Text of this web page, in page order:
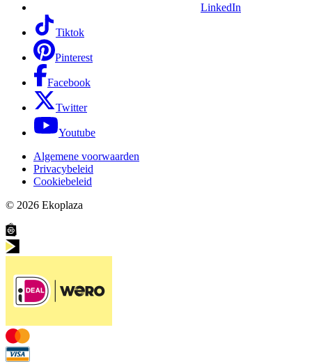
LinkedIn
Tiktok
Pinterest
Facebook
Twitter
Youtube
Algemene voorwaarden
Privacybeleid
Cookiebeleid
© 2026 Ekoplaza